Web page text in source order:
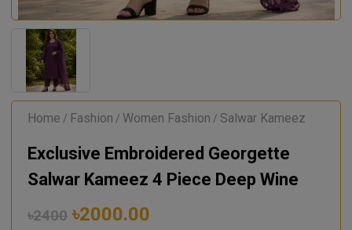
Home / Fashion / Women Fashion / Salwar Kameez
Exclusive Embroidered Georgette
Salwar Kameez 4 Piece Deep Wine
৳2400 ৳2000.00